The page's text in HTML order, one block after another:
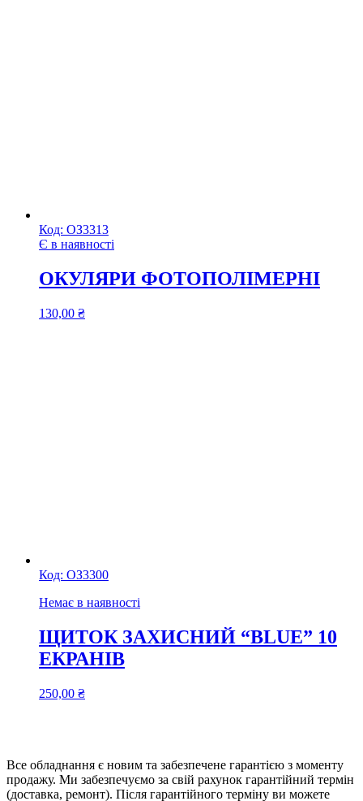
Код: ОЗ3313
Є в наявності
ОКУЛЯРИ ФОТОПОЛІМЕРНІ
130,00 ₴
Код: ОЗ3300
Немає в наявності
ЩИТОК ЗАХИСНИЙ “BLUE” 10
ЕКРАНІВ
250,00 ₴
Все обладнання є новим та забезпечене гарантією з моменту
продажу. Ми забезпечуємо за свій рахунок гарантійний термін
(доставка, ремонт). Після гарантійного терміну ви можете